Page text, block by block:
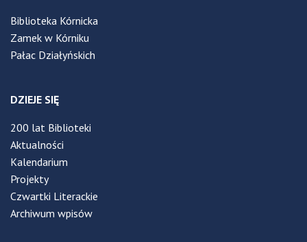
Biblioteka Kórnicka
Zamek w Kórniku
Pałac Działyńskich
DZIEJE SIĘ
200 lat Biblioteki
Aktualności
Kalendarium
Projekty
Czwartki Literackie
Archiwum wpisów